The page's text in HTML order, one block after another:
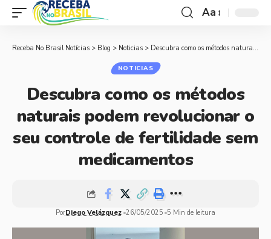
Aa
Receba No Brasil Notícias > Blog > Noticias > Descubra como os métodos naturais podem revolucionar o seu controle de fertilidade sem medicamentos
NOTICIAS
Descubra como os métodos
naturais podem revolucionar o
seu controle de fertilidade sem
medicamentos
PorDiego Velázquez 26/05/2025 5 Min de leitura